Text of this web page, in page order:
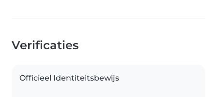
Verificaties
Officieel Identiteitsbewijs